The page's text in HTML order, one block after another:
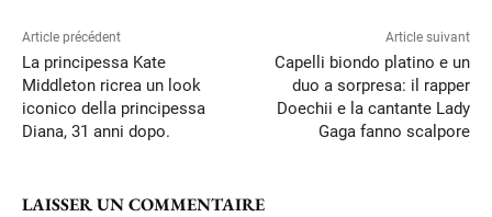
Article précédent
La principessa Kate
Middleton ricrea un look
iconico della principessa
Diana, 31 anni dopo.
Article suivant
Capelli biondo platino e un
duo a sorpresa: il rapper
Doechii e la cantante Lady
Gaga fanno scalpore
LAISSER UN COMMENTAIRE